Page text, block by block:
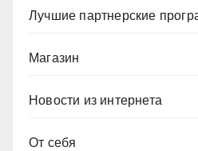
Лучшие партнерские
Магазин
Новости из интернета
От себя